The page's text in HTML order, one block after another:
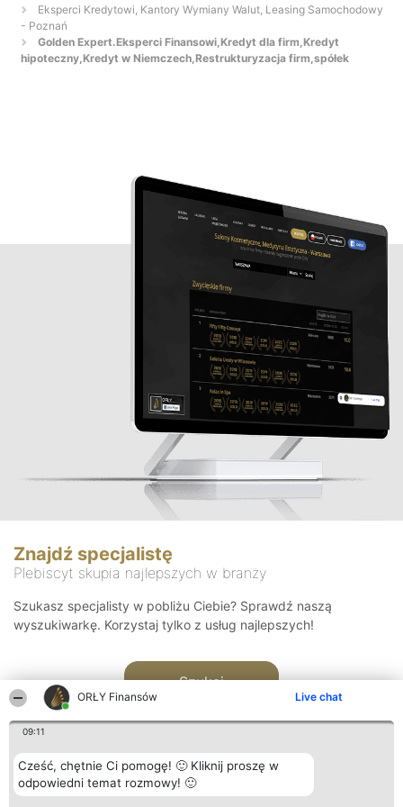
ORŁY Finansów Live chat
09:11
Cześć, chętnie Ci pomogę! 🙂 Kliknij proszę w
odpowiedni temat rozmowy! 🙂
Eksperci Kredytowi, Kantory Wymiany Walut, Leasing Samochodowy
- Poznań
Golden Expert.Eksperci Finansowi,Kredyt dla firm,Kredyt
hipoteczny,Kredyt w Niemczech,Restrukturyzacja firm,spółek
Znajdź specjalistę
Plebiscyt skupia najlepszych w branży
Szukasz specjalisty w pobliżu Ciebie? Sprawdź naszą
wyszukiwarkę. Korzystaj tylko z usług najlepszych!
Szukaj